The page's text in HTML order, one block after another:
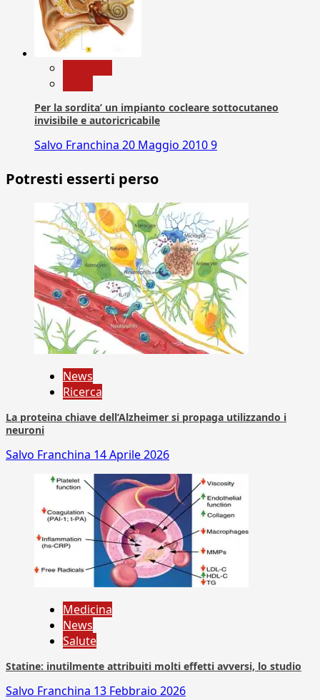
Per la sordita’ un impianto cocleare sottocutaneo
invisibile e autoricricabile
Salvo Franchina 20 Maggio 20109
Potresti esserti perso
News
Ricerca
La proteina chiave dell’Alzheimer si propaga utilizzando i
neuroni
Salvo Franchina 14 Aprile 2026
Medicina
News
Salute
Statine: inutilmente attribuiti molti effetti avversi, lo studio
Salvo Franchina 13 Febbraio 2026